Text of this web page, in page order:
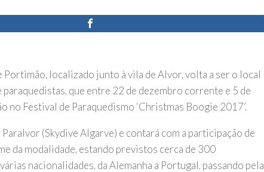
localizado junto à vila de Alvor, volta a ser o local
paraquedistas, que entre 22 de dezembro corrente e 5 de
no Festival de Paraquedismo ‘Christmas Boogie 2017’.
(Skydive Algarve) e contará com a participação de
da modalidade, estando previstos cerca de 300
nacionalidades, da Alemanha a Portugal, passando pela